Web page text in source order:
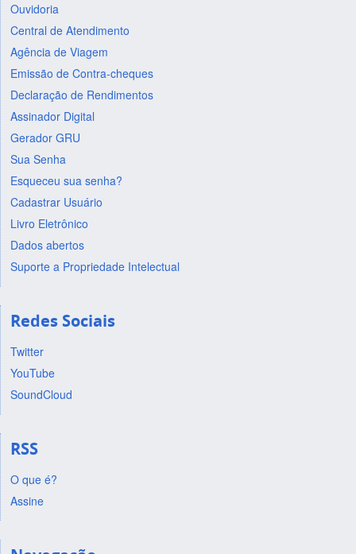
Ouvidoria
Central de Atendimento
Agência de Viagem
Emissão de Contra-cheques
Declaração de Rendimentos
Assinador Digital
Gerador GRU
Sua Senha
Esqueceu sua senha?
Cadastrar Usuário
Livro Eletrônico
Dados abertos
Suporte a Propriedade Intelectual
Redes Sociais
Twitter
YouTube
SoundCloud
RSS
O que é?
Assine